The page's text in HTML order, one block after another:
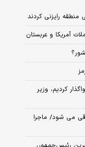
رایزنی کردند
آمریکا و عربستان
کردیم، وزیر
می شود/ ماجرا